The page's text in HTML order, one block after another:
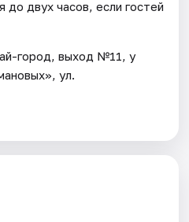
до двух часов, если гостей
город, выход №11, у
ул.